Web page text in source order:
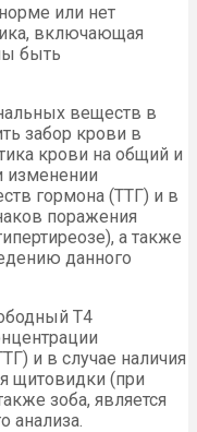
или нет
включающая
быть
веществ в
забор крови в
крови на общий и
изменении
гормона (ТТГ) и в
поражения
а также
данного
Т4
и в случае наличия
щитовидки (при
зоба, является
анализа.